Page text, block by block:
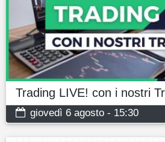
Trading LIVE! con i nostri
giovedì 6 agosto - 15:30